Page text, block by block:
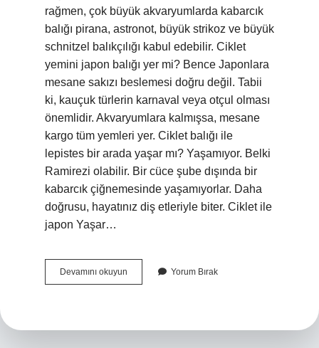
rağmen, çok büyük akvaryumlarda kabarcık
balığı pirana, astronot, büyük strikoz ve büyük
schnitzel balıkçılığı kabul edebilir. Ciklet
yemini japon balığı yer mi? Bence Japonlara
mesane sakızı beslemesi doğru değil. Tabii
ki, kauçuk türlerin karnaval veya otçul olması
önemlidir. Akvaryumlara kalmışsa, mesane
kargo tüm yemleri yer. Ciklet balığı ile
lepistes bir arada yaşar mı? Yaşamıyor. Belki
Ramirezi olabilir. Bir cüce şube dışında bir
kabarcık çiğnemesinde yaşamıyorlar. Daha
doğrusu, hayatınız diş etleriyle biter. Ciklet ile
japon Yaşar…
Devamını okuyun
Ile
Yorum Bırak